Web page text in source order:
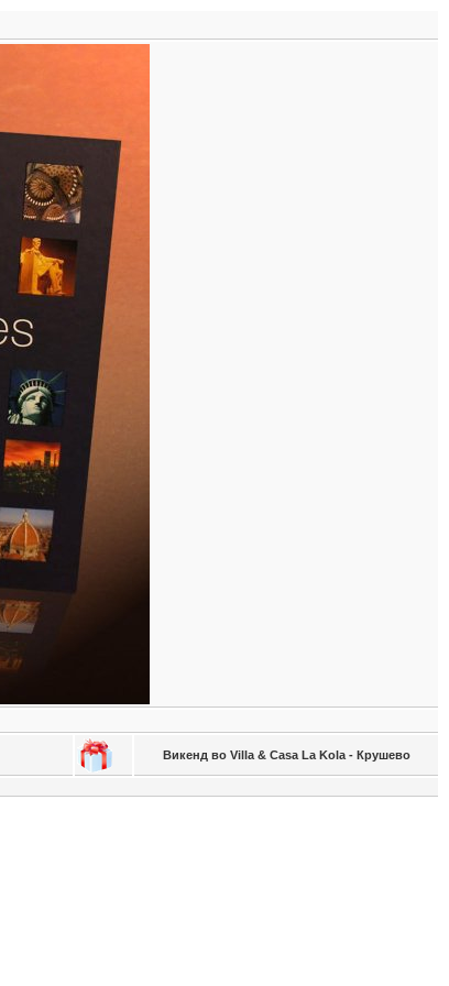
Викенд во Villa & Casa La Kola - Крушево